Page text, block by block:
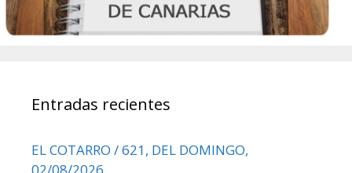
Entradas recientes
EL COTARRO / 621, DEL DOMINGO,